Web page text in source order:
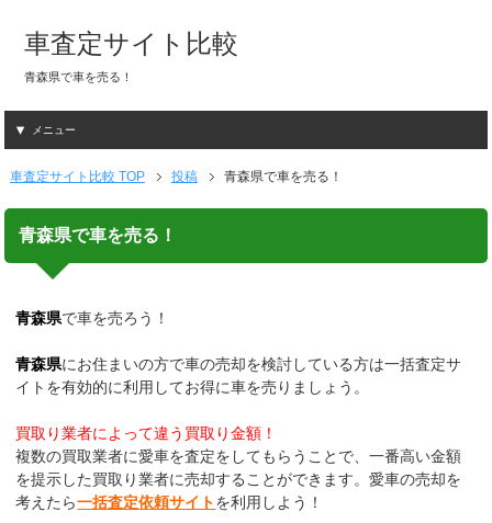
車査定サイト比較
青森県で車を売る！
メニュー
車査定サイト比較 TOP 投稿 青森県で車を売る！
青森県で車を売る！
青森県で車を売ろう！
青森県にお住まいの方で車の売却を検討している方は一括査定サ
イトを有効的に利用してお得に車を売りましょう。
買取り業者によって違う買取り金額！
複数の買取業者に愛車を査定をしてもらうことで、一番高い金額
を提示した買取り業者に売却することができます。愛車の売却を
考えたら一括査定依頼サイトを利用しよう！